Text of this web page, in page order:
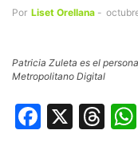
Por Liset Orellana -
Patricia Zuleta es el
Metropolitano Digital
X